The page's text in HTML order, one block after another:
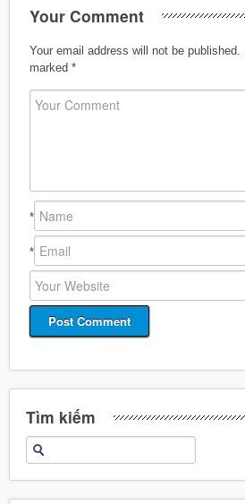
Your Comment
Your email address will not be published.
marked *
*
*
Tìm kiếm